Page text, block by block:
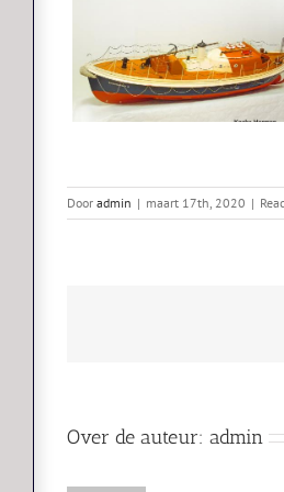
Door admin | maart 17th, 2020 |
Over de auteur: admin